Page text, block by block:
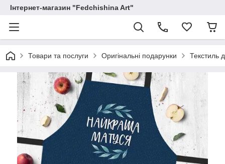
Інтернет-магазин "Fedchishina Art"
Товари та послуги Оригінальні подарунки Текстиль